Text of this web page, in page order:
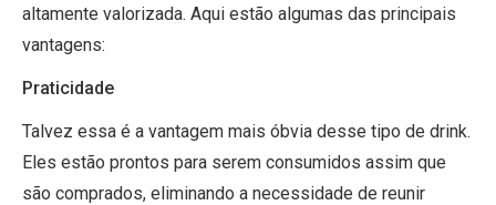
altamente valorizada. Aqui estão algumas das principais
vantagens:
Praticidade
Talvez essa é a vantagem mais óbvia desse tipo de drink.
Eles estão prontos para serem consumidos assim que
são comprados, eliminando a necessidade de reunir